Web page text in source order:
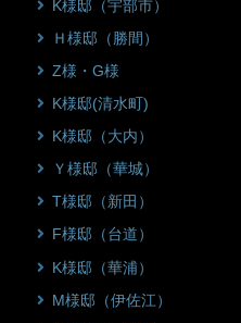
K様邸（宇部市）
Ｈ様邸（勝間）
Z様・G様
K様邸(清水町)
K様邸（大内）
Ｙ様邸（華城）
T様邸（新田）
F様邸（台道）
K様邸（華浦）
M様邸（伊佐江）